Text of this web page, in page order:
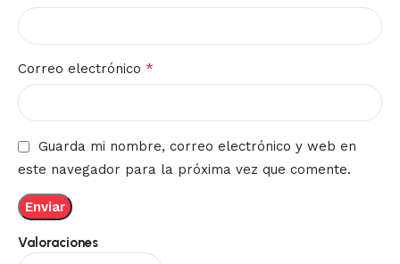
Valoraciones
Correo electrónico *
Guarda mi nombre, correo electrónico y web en
este navegador para la próxima vez que comente.